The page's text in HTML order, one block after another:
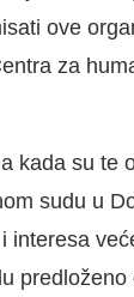
ove
za
kada su te
sudu u
interesa